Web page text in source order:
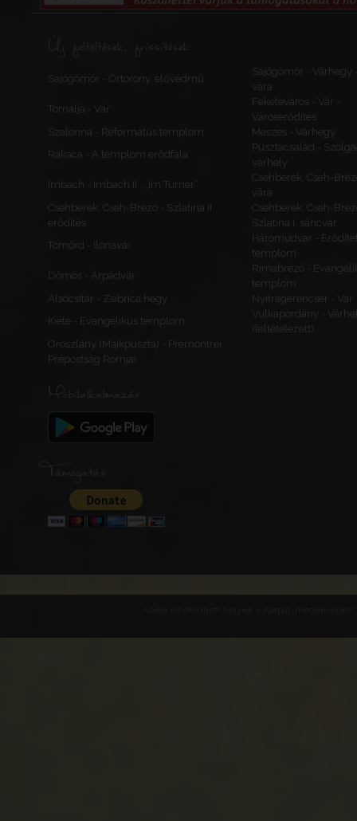
Új feltöltések, frissítések
Sajógömör - Őrtorony, elővédmű
Sajógömör - Várhegy
vára
Tornalja - Vár
Feketeváros - Vár -
Városerődítés
Szalonna - Református templom
Meszes - Várhegy
Rakaca - A templom erődfala
Pusztacsalád -
várhely
Imbach - Imbach II., „Im Turner”
Csehberek, Cseh-
vára
Csehberek, Cseh-Brézó - Szlatina II.
erődítés
Csehberek, Cseh-
Szlatina I. sáncvár
Tömörd - Ilonavár
Háromudvar -
templom
Dömös - Árpádvár
Rimabrézó -
templom
Alsócsitár - Zsibrica hegy
Nyitragerencsér - Vár
Kiéte - Evangélikus templom
Vulkapordány -
(feltételezett)
Oroszlány (Majkpuszta) - Premontrei
Prépostság Romjai
Mobilalkalmazás
Támogatás